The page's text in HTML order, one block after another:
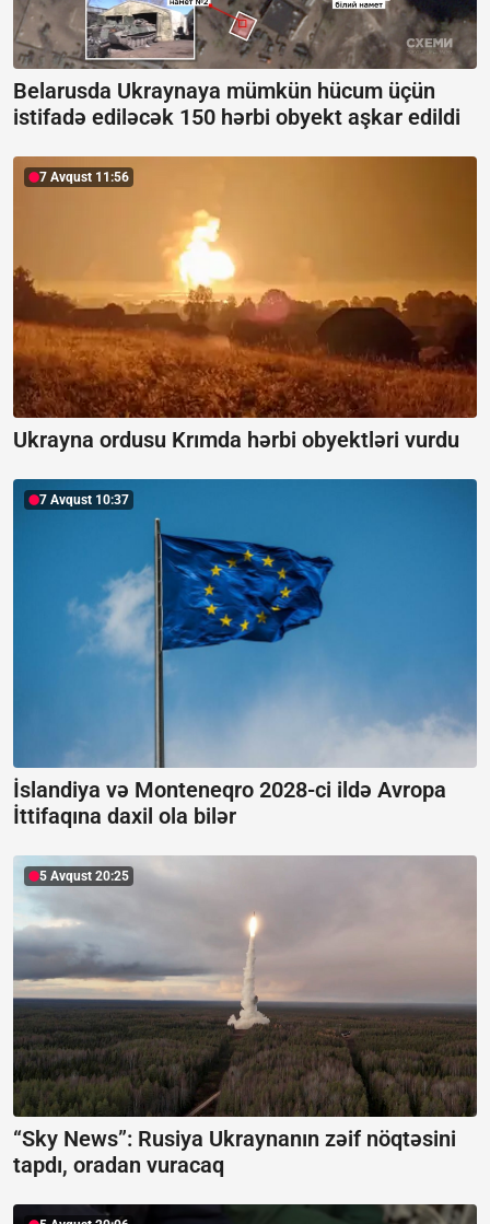
Belarusda Ukraynaya mümkün hücum üçün
istifadə ediləcək 150 hərbi obyekt aşkar edildi
7 Avqust 11:56
Ukrayna ordusu Krımda hərbi obyektləri vurdu
7 Avqust 10:37
İslandiya və Monteneqro 2028-ci ildə Avropa
İttifaqına daxil ola bilər
5 Avqust 20:25
“Sky News”: Rusiya Ukraynanın zəif nöqtəsini
tapdı, oradan vuracaq